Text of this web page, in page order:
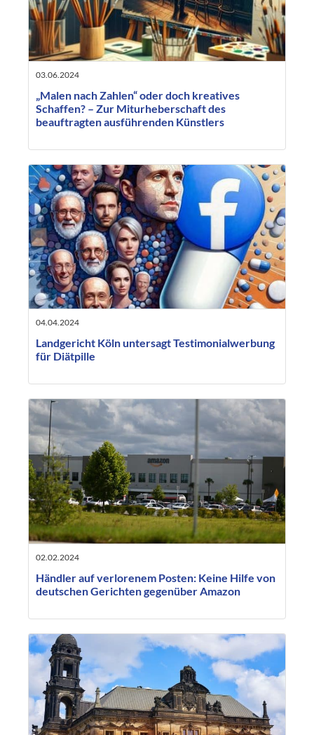
03.06.2024
„Malen nach Zahlen“ oder doch kreatives
Schaffen? – Zur Miturheberschaft des
beauftragten ausführenden Künstlers
04.04.2024
Landgericht Köln untersagt Testimonialwerbung
für Diätpille
02.02.2024
Händler auf verlorenem Posten: Keine Hilfe von
deutschen Gerichten gegenüber Amazon